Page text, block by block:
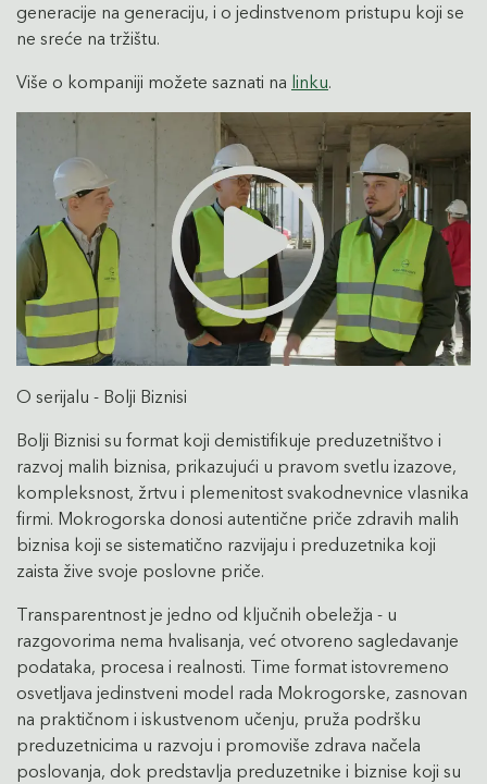
generacije na generaciju, i o jedinstvenom pristupu koji se
ne sreće na tržištu.
Više o kompaniji možete saznati na linku.
O serijalu - Bolji Biznisi
Bolji Biznisi su format koji demistifikuje preduzetništvo i
razvoj malih biznisa, prikazujući u pravom svetlu izazove,
kompleksnost, žrtvu i plemenitost svakodnevnice vlasnika
firmi. Mokrogorska donosi autentične priče zdravih malih
biznisa koji se sistematično razvijaju i preduzetnika koji
zaista žive svoje poslovne priče.
Transparentnost je jedno od ključnih obeležja - u
razgovorima nema hvalisanja, već otvoreno sagledavanje
podataka, procesa i realnosti. Time format istovremeno
osvetljava jedinstveni model rada Mokrogorske, zasnovan
na praktičnom i iskustvenom učenju, pruža podršku
preduzetnicima u razvoju i promoviše zdrava načela
poslovanja, dok predstavlja preduzetnike i biznise koji su